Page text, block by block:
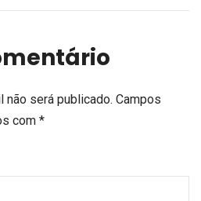
não será publicado. Campos
com *